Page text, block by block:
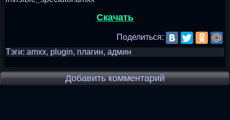
Скачать
Поделиться:
Тэги: amxx, plugin, плагин, админ
Добавить комментарий